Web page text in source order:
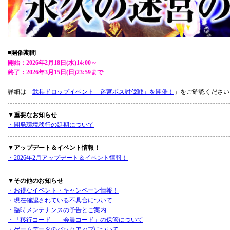
■開催期間
開始：2026年2月18日(水)14:00～
終了：2026年3月15日(日)23:59まで
詳細は「 武具ドロップイベント「迷宮ボス討伐戦」を開催！ 」をご確認くださ
▼重要なお知らせ
・開発環境移行の延期について
▼アップデート＆イベント情報！
・2026年2月アップデート＆イベント情報！
▼その他のお知らせ
・お得なイベント・キャンペーン情報！
・現在確認されている不具合について
・臨時メンテナンスの予告とご案内
・「移行コード」「会員コード」の保管について